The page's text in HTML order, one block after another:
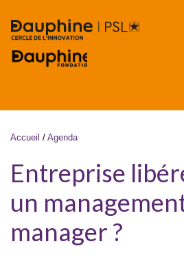
Vous êtes ici
Accueil / Agenda
Entreprise
un
manager ?